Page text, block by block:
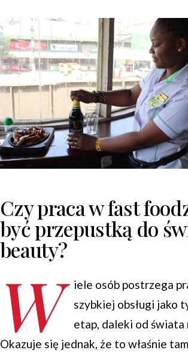
Czy praca w fast
być przepustką do
beauty?
W
iele osób postrzega
szybkiej obsługi jako
etap, daleki od świata
Okazuje się jednak, że to właśnie